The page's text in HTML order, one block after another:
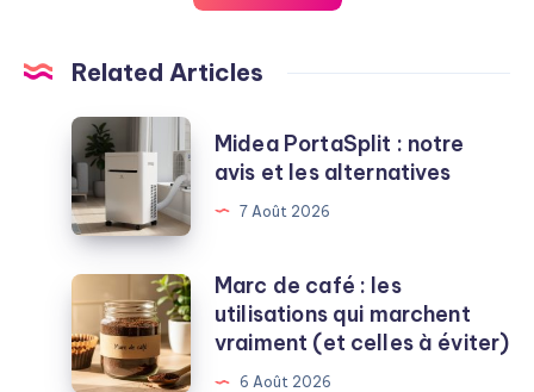
Related Articles
Midea
PortaSplit
:
notre
avis
et
les
alternatives
Midea PortaSplit : notre
avis et les alternatives
7 Août 2026
Marc
café
:
Marc de café : les
utilisations qui marchent
vraiment (et celles à éviter)
6 Août 2026